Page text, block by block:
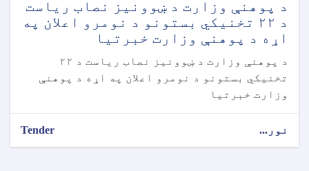
د پوهنې وزارت د ښوونیز نصاب ریاست
د ۲۲ تخنیکي بستونو د نومرو اعلان په
اړه د پوهنې وزارت خبرتیا
د پوهنې وزارت د ښوونیز نصاب ریاست د ۲۲
تخنیکي بستونو د نومرو اعلان په اړه د پوهنې
وزارت خبرتیا
نور... Tender